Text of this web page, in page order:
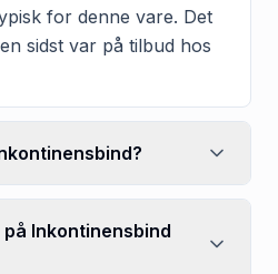
for denne vare. Det
sidst var på tilbud hos
Inkontinensbind